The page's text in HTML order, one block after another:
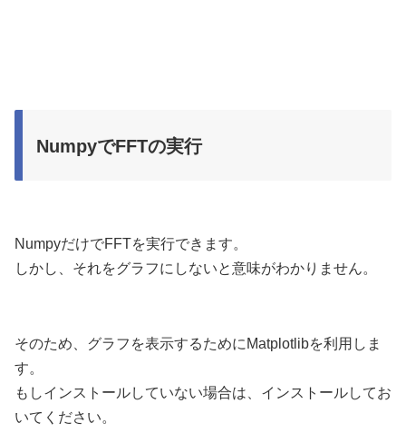
NumpyでFFTの実行
NumpyだけでFFTを実行できます。
しかし、それをグラフにしないと意味がわかりません。
そのため、グラフを表示するためにMatplotlibを利用しま
す。
もしインストールしていない場合は、インストールしてお
いてください。